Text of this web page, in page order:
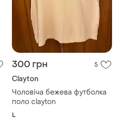
300 грн 5
Clayton
Чоловіча бежева футболка
поло clayton
L